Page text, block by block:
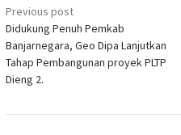
Post
navigation
Previous post
Didukung Penuh Pemkab
Banjarnegara, Geo Dipa Lanjutkan
Tahap Pembangunan proyek PLTP
Dieng 2.